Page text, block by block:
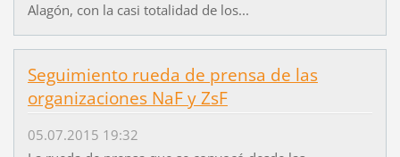
Alagón, con la casi totalidad de los...
Seguimiento rueda de prensa de las
organizaciones NaF y ZsF
05.07.2015 19:32